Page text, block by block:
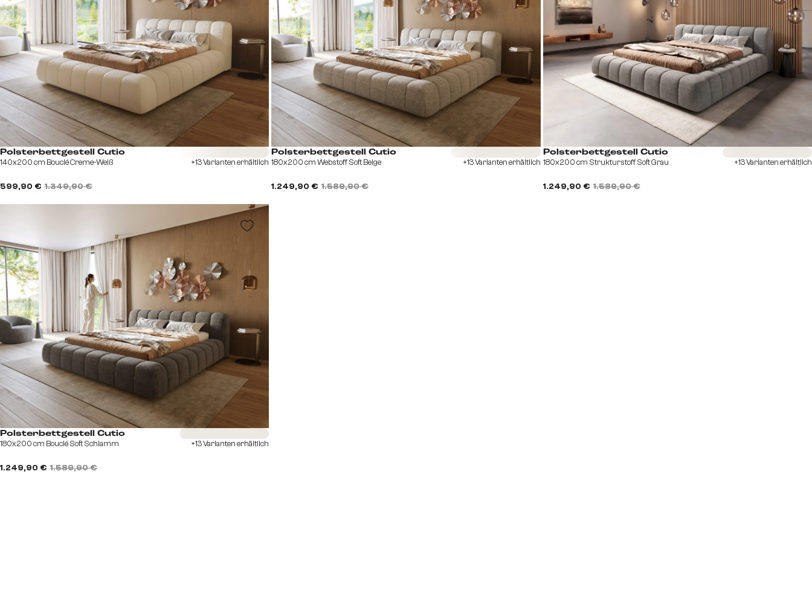
Polsterbettgestell Cutio
140x200 cm Bouclé Creme-Weiß
599,90 € 1.349,90 €
Sofort versandfertig
+13 Varianten erhältlich
Polsterbettgestell Cutio
180x200 cm Webstoff Soft Beige
1.249,90 € 1.589,90 €
Sofort versandfertig
+13 Varianten erhältlich
Polsterbettgestell Cutio
180x200 cm Strukturstoff Soft Grau
1.249,90 € 1.589,90 €
Sofort versandfertig
+13 Varianten erhältlich
Polsterbettgestell Cutio
180x200 cm Bouclé Soft Schlamm
1.249,90 € 1.589,90 €
Sofort versandfertig
+13 Varianten erhältlich